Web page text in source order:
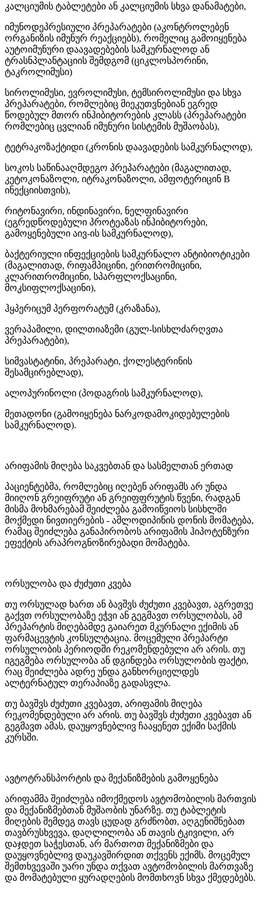
კალციუმის ტაბლეტები ან კალციუმის სხვა დანამატები,
იმუნოდეპრესიული პრეპარატები (აკონტროლებენ
ორგანიზის იმუნურ რეაქციებს), რომელიც გამოიყენება
აუტოიმუნური დაავადებების სამკურნალოდ ან
ტრასნპლანტაციის შემდგომ (ციკლოსპორინი,
ტაკროლიმუსი)
სიროლიმუსი, ევროლიმუსი, ტემსიროლიმუსი და სხვა
პრეპარატები, რომლებიც მიეკუთვნებიან ეგრედ
წოდებულ მთორ ინჰიბიტორების კლასს (პრეპარატები
რომლებიც ცვლიან იმუნური სისტემის მუშაობას),
ტეტრაკოზაქტიდი (კრონის დაავადების სამკურნალოდ),
სოკოს საწინააღმდეგო პრეპარატები (მაგალითად,
კეტოკონაზოლი, იტრაკონაზოლი, ამფოტერიცინ B
ინექციისთვის),
რიტონავირი, ინდინავირი, ნელფინავირი
(ეგრედწოდებული პროტეაზას ინჰიბიტორები,
გამოყენებული აივ-ის სამკურნალოდ),
ბაქტერიული ინფექციების სამკურნალო ანტიბიოტიკები
(მაგალითად, რიფამპიცინი, ერითრომიცინი,
კლარითრომიცინი, სპარფლოქსაცინი,
მოკსიფლოქსაცინი),
ჰყპერიცუმ პერფორატუმ (კრაზანა),
ვერაპამილი, დილთიაზემი (გულ-სისხლძარღვთა
პრეპარატები),
სიმვასტატინი, პრეპარატი, ქოლესტერინის
შესამცირებლად),
ალოპურინოლი (პოდაგრის სამკურნალოდ),
მეთადონი (გამოიყენება ნარკოდამოკიდებულების
სამკურნალოდ).
არიფამის მიღება საკვებთან და სასმელთან ერთად
პაციენტებმა, რომლებიც იღებენ არიფამს არ უნდა
მიიღონ გრეიფრუტი ან გრეიფფრუტის წვენი, რადგან
მისმა მოხმარებამ შეიძლება გამოიწვიოს სისხლში
მოქმედი ნივთიერების - ამლოდიპინის დონის მომატება,
რამაც შეიძლება განაპირობოს არიფამის ჰიპოტენზური
ეფექტის არაპროგნოზირებადი მომატება.
ორსულობა და ძუძუთი კვება
თუ ორსულად ხართ ან ბავშვს ძუძუთი კვებავთ, აგრეთვე
გაქვთ ორსულობაზე ეჭვი ან გეგმავთ ორსულობას, ამ
პრეპარტის მიღებამდე გაიარეთ მკურნალი ექიმის ან
ფარმაცევტის კონსულტაცია. მოცემული პრეპარტი
ორსულობის პერიოდში რეკომენდებული არ არის. თუ
იგეგმება ორსულობა ან დგინდება ორსულობის ფაქტი,
რაც შეიძლება ადრე უნდა განხორციელდეს
ალტერნატულ თერაპიაზე გადასვლა.
თუ ბავშვს ძუძუთი კვებავთ, არიფამის მიღება
რეკომენდებული არ არის. თუ ბავშვს ძუძუთი კვებავთ ან
გეგმავთ ამას, დაუყოვნებლივ ჩააყენეთ ექიმი საქმის
კურსში.
ავტოტრანსპორტის და მექანიზმების გამოყენება
არიფამმა შეიძლება იმოქმედოს ავტომობილის მართვის
და მექანიზმებთან მუშაობის უნარზე. თუ ტაბლეტის
მიღების შემდეგ თავს ცუდად გრძნობთ, აღგენიშნებათ
თავბრუსხვევა, დაღლილობა ან თავის ტკივილი, არ
დაჯდეთ საჭესთან, არ მართოთ მექანიზმები და
დაუყოვნებლივ დაუკავშირდით თქვენს ექიმს. მოცემულ
შემთხვევაში უარი უნდა თქვათ ავტომობილის მართვაზე
და მომატებული ყურადღების მომთხოვნ სხვა ქმედებებს.